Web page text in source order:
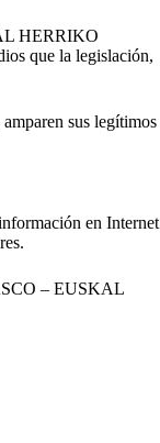
HERRIKO
que la legislación,
sus legítimos
en Internet
– EUSKAL